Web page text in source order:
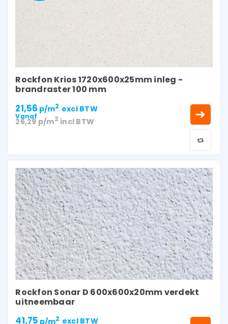
Rockfon Krios 1720x600x25mm inleg -
brandraster 100 mm
Vanaf
21,56 p/m2 excl BTW
26,29 p/m2 incl BTW
Rockfon Sonar D 600x600x20mm verdekt
uitneembaar
41,75 p/m2 excl BTW